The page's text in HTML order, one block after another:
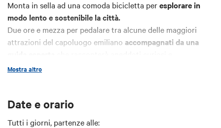
Monta in sella ad una comoda bicicletta peresplorare in
modo lento e sostenibile la città.
Due ore e mezza per pedalare tra alcune delle maggiori
attrazioni del capoluogo emiliano accompagnati da una
sorprendenti.
E dopo il tour, continua a scoprire la città in bici grazie a
Mostra altro
Date e orario
Tutti i giorni, partenze alle: